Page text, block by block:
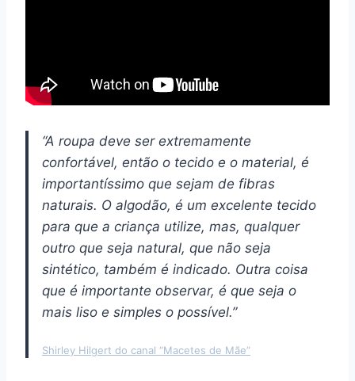
“A roupa deve ser extremamente
confortável, então o tecido e o material, é
importantíssimo que sejam de fibras
naturais. O algodão, é um excelente tecido
para que a criança utilize, mas, qualquer
outro que seja natural, que não seja
sintético, também é indicado. Outra coisa
que é importante observar, é que seja o
mais liso e simples o possível.”
Shirley Hilgert do canal “Macetes de Mãe”